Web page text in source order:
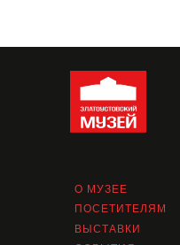
О МУЗЕЕ
ВЫСТАВКИ
ПОСЕТИТЕЛЯМ